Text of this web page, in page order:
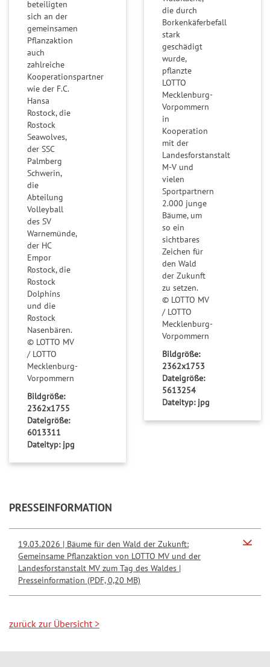
beteiligten
sich an der
gemeinsamen
Pflanzaktion
auch
zahlreiche
Kooperationspartner
wie der F.C.
Hansa
Rostock, die
Rostock
Seawolves,
der SSC
Palmberg
Schwerin,
die
Abteilung
Volleyball
des SV
Warnemünde,
der HC
Empor
Rostock, die
Rostock
Dolphins
und die
Rostock
Nasenbären.
© LOTTO MV
/ LOTTO
Mecklenburg-
Vorpommern
Bildgröße:
2362x1755
Dateigröße:
6013311
Dateityp: jpg
die durch
Borkenkäferbefall
stark
geschädigt
wurde,
pflanzte
LOTTO
Mecklenburg-
Vorpommern
in
Kooperation
mit der
Landesforstanstalt
M-V und
vielen
Sportpartnern
2.000 junge
Bäume, um
so ein
sichtbares
Zeichen für
den Wald
der Zukunft
zu setzen.
© LOTTO MV
/ LOTTO
Mecklenburg-
Vorpommern
Bildgröße:
2362x1753
Dateigröße:
5613254
Dateityp: jpg
PRESSEINFORMATION
19.03.2026 | Bäume für den Wald der Zukunft:
Gemeinsame Pflanzaktion von LOTTO MV und der
Landesforstanstalt MV zum Tag des Waldes |
Presseinformation (PDF, 0,20 MB)
zurück zur Übersicht >